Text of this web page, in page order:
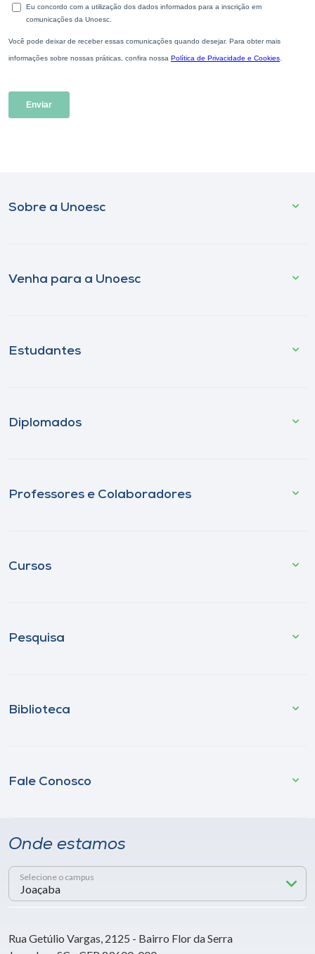
Sobre a Unoesc
Venha para a Unoesc
Estudantes
Diplomados
Professores e Colaboradores
Cursos
Pesquisa
Biblioteca
Fale Conosco
Onde estamos
Selecione o campus
Rua Getúlio Vargas, 2125 - Bairro Flor da Serra